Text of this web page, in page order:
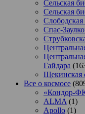
Сельская
Сельская
Слободская
Спас-
Гайдара
Щекинская
Все о космосе
«Кондор-
ALMA (1)
Apollo (1)